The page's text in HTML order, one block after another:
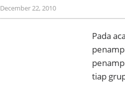
December 22, 2010by
Koreanindo
Pada
tiap